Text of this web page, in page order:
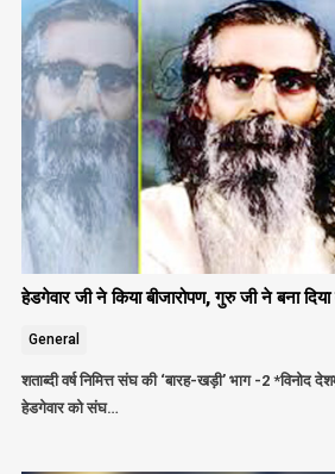
हेडगेवार जी ने किया बीजारोपण, गुरु जी ने बना दिया
General
शताब्दी वर्ष निमित्त संघ की ‘बारह-खड़ी’ भाग -2 *विनोद
हेडगेवार को संघ…